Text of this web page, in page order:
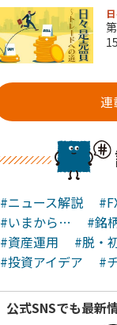
連
#ニュース解説
#いまから…
#銘
#資産運用
#脱・
#投資アイデア
#
公式SNSでも最新